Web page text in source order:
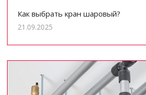
Как выбрать кран шаровый?
21.09.2025